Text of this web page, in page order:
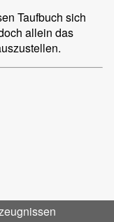
Taufbuch sich
allein das